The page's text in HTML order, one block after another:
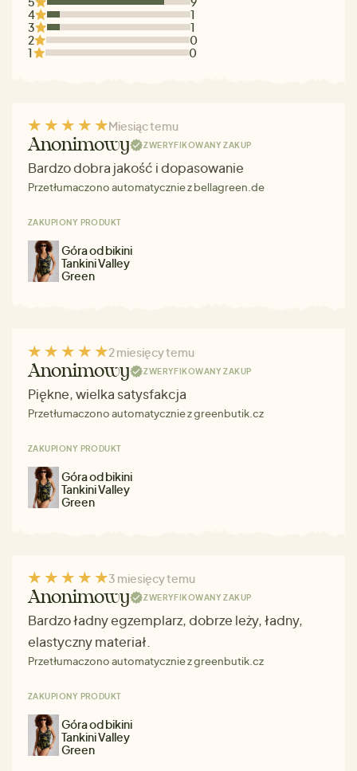
4
1
3
1
2
0
1
0
Miesiąc temu
Anonimowy ZWERYFIKOWANY ZAKUP
Bardzo dobra jakość i dopasowanie
Przetłumaczono automatycznie z bellagreen.de
ZAKUPIONY PRODUKT
Góra od bikini
Tankini Valley
Green
2 miesięcy temu
Anonimowy ZWERYFIKOWANY ZAKUP
Piękne, wielka satysfakcja
Przetłumaczono automatycznie z greenbutik.cz
ZAKUPIONY PRODUKT
Góra od bikini
Tankini Valley
Green
3 miesięcy temu
Anonimowy ZWERYFIKOWANY ZAKUP
Bardzo ładny egzemplarz, dobrze leży, ładny,
elastyczny materiał.
Przetłumaczono automatycznie z greenbutik.cz
ZAKUPIONY PRODUKT
Góra od bikini
Tankini Valley
Green